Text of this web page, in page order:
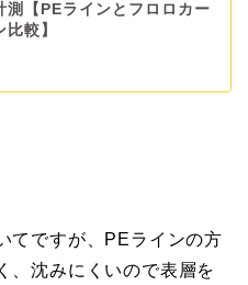
測【PEラインとフロロカー
比較】
てですが、PEラインの方
、沈みにくいので表層を